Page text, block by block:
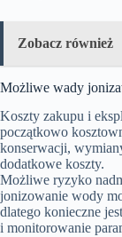
Zobacz również
Możliwe wady
Koszty zakupu i
początkowo
konserwacji,
dodatkowe koszty.
Możliwe ryzyko
jonizowanie wody
dlatego konieczne
i monitorowanie